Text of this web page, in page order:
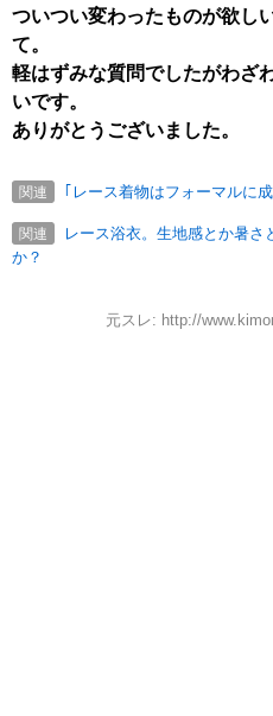
ついつい変わったものが欲し
て。
軽はずみな質問でしたがわざ
いです。
ありがとうございました。
関連 ｢レース着物はフォーマルに
関連
レース浴衣。生地感とか暑さ
か？
元スレ: http://